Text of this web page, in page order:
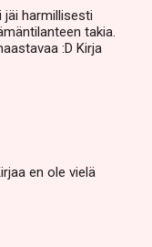
jäi harmillisesti
takia.
:D Kirja
en ole vielä